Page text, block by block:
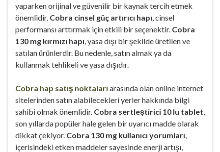
yaparken orijinal ve güvenilir bir kaynak tercih etmek
önemlidir. Cobra cinsel güç artırıcı hapı , cinsel
performansı arttırmak için etkili bir seçenektir. Cobra
130 mg kırmızı hapı , yasa dışı bir şekilde üretilen ve
satılan ürünlerdir. Bu nedenle, satın almak ya da
kullanmak tehlikeli ve yasa dışıdır.
Cobra hap satış noktaları arasında olan online internet
sitelerinden satın alabilecekleri yerler hakkında bilgi
sahibi olmak önemlidir. Cobra sertleştirici 10 lu tablet
son yıllarda popüler hale gelen bir uyarıcı madde olarak
dikkat çekiyor. Cobra 130 mg kullanıcı yorumları
içerisindeki etken maddeler sayesinde enerji artışı,